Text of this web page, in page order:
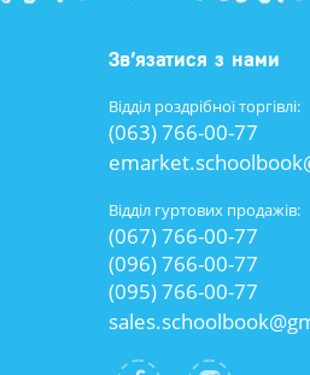
Зв’язатися з нами
Відділ роздрібної торгівлі:
(063) 766-00-77
Відділ гуртових продажів:
(067) 766-00-77
(096) 766-00-77
(095) 766-00-77